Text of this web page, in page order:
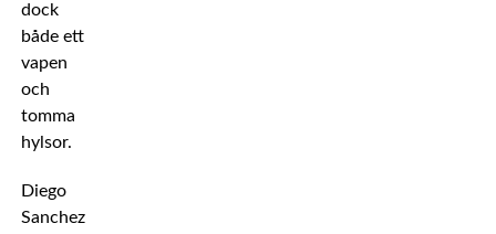
dock
både ett
vapen
och
tomma
hylsor.
Diego
Sanchez